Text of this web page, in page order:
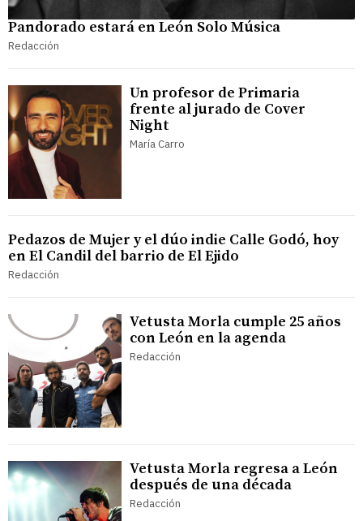
Pandorado estará en León Solo Música
Redacción
Un profesor de Primaria
frente al jurado de Cover
Night
María Carro
Pedazos de Mujer y el dúo indie Calle Godó, hoy
en El Candil del barrio de El Ejido
Redacción
Vetusta Morla cumple 25 años
con León en la agenda
Redacción
Vetusta Morla regresa a León
después de una década
Redacción